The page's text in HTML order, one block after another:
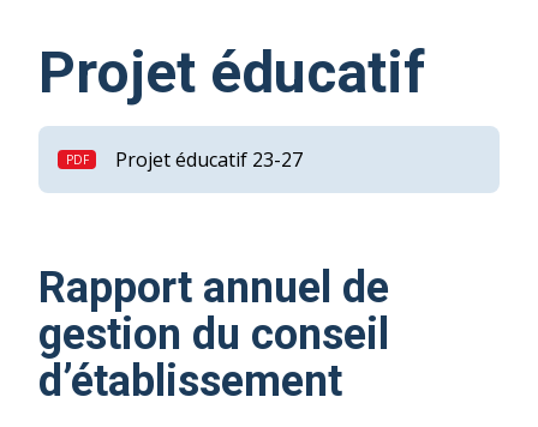
Projet éducatif
Projet éducatif 23-27
Rapport annuel de
gestion du conseil
d’établissement